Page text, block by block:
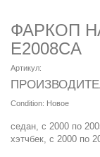
ФАРКОП
E2008CA
Артикул:
Condition: Новое
седан, с 2000 по
хэтчбек, с 2000 по